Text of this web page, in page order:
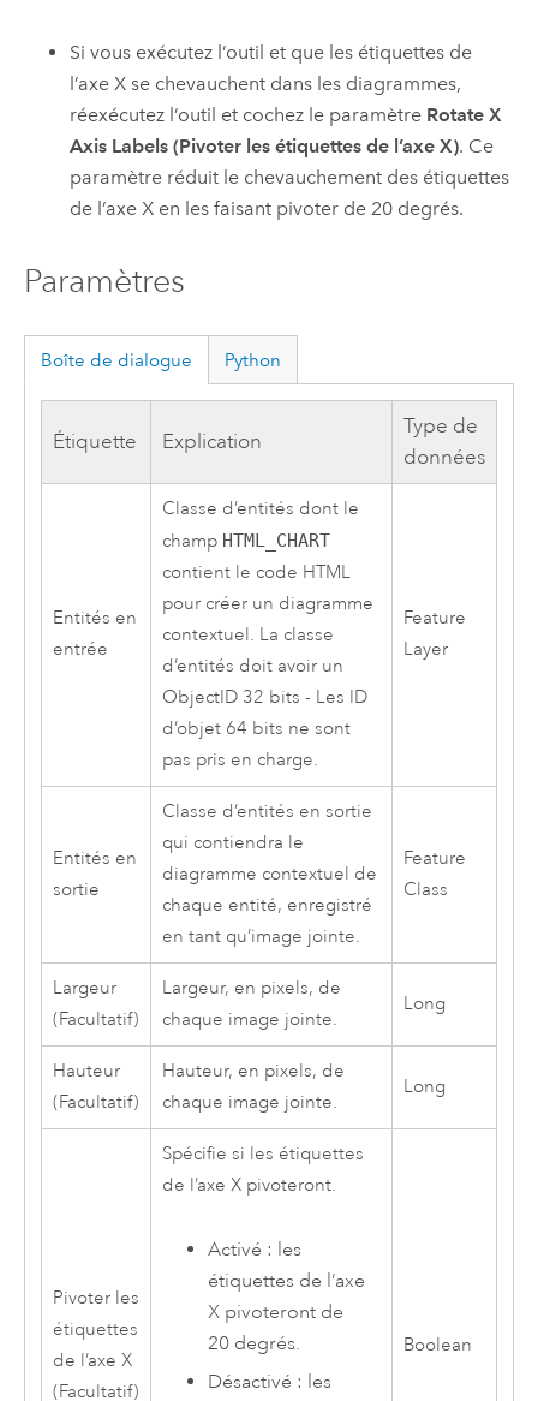
Si vous exécutez l’outil et que les étiquettes de
l’axe X se chevauchent dans les diagrammes,
réexécutez l’outil et cochez le paramètre Rotate X
Axis Labels (Pivoter les étiquettes de l’axe X). Ce
paramètre réduit le chevauchement des étiquettes
de l’axe X en les faisant pivoter de 20 degrés.
Paramètres
Boîte de dialogue Python
Étiquette Explication
Type de
données
Entités en
entrée
Classe d’entités dont le
champ HTML_CHART
contient le code HTML
pour créer un diagramme
contextuel. La classe
d’entités doit avoir un
ObjectID 32 bits - Les ID
d’objet 64 bits ne sont
pas pris en charge.
Feature
Layer
Entités en
sortie
Classe d’entités en sortie
qui contiendra le
diagramme contextuel de
chaque entité, enregistré
en tant qu’image jointe.
Feature
Class
Largeur
(Facultatif)
Largeur, en pixels, de
chaque image jointe.
Long
Hauteur
(Facultatif)
Hauteur, en pixels, de
chaque image jointe.
Long
Pivoter les
étiquettes
de l’axe X
(Facultatif)
Spécifie si les étiquettes
de l’axe X pivoteront.
Activé : les
étiquettes de l’axe
X pivoteront de
20 degrés.
Désactivé : les
Boolean